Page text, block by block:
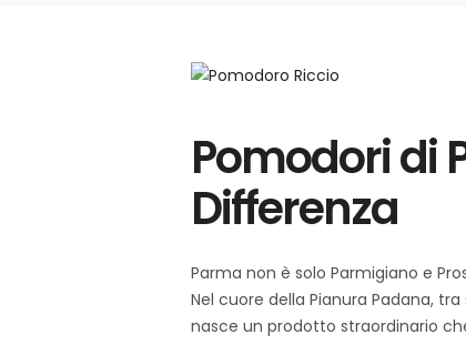
Pomodori di
Differenza
Parma non è solo Parmigiano e
Nel cuore della Pianura Padana,
nasce un prodotto straordinario